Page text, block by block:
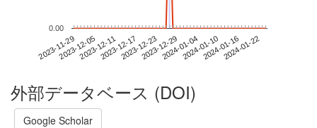
2023-11-292023-12-052023-12-112023-12-172023-12-232023-12-292024-01-042024-01-102024-01-162024-01-22
0.00
外部データベース (DOI)
Google Scholar